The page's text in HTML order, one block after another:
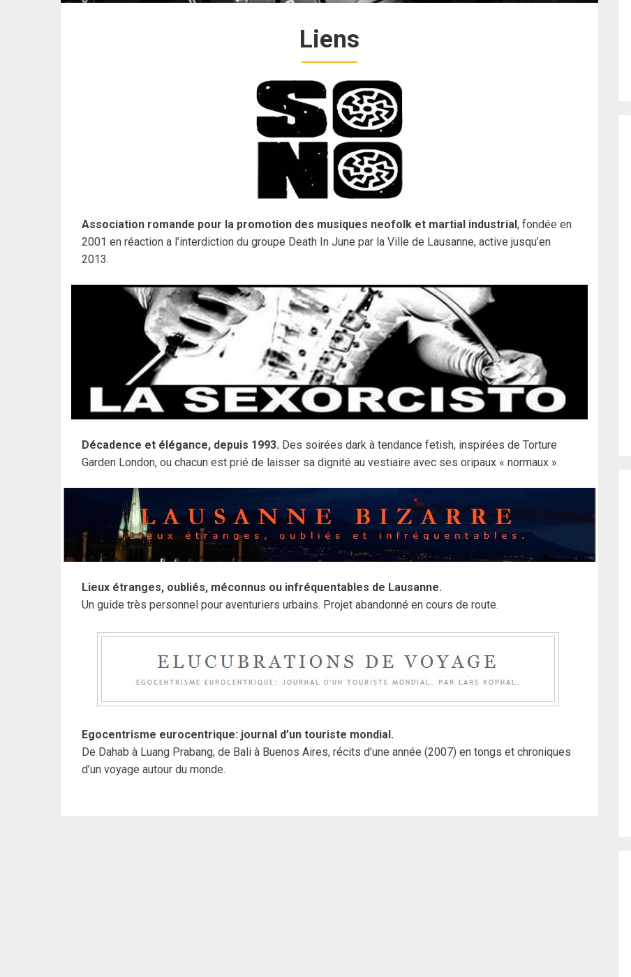
Liens
Association romande pour la promotion des musiques neofolk et martial industrial, fondée en
2001 en réaction a l’interdiction du groupe Death In June par la Ville de Lausanne, active jusqu’en
2013.
Décadence et élégance, depuis 1993. Des soirées dark à tendance fetish, inspirées de Torture
Garden London, ou chacun est prié de laisser sa dignité au vestiaire avec ses oripaux « normaux ».
Lieux étranges, oubliés, méconnus ou infréquentables de Lausanne.
Un guide très personnel pour aventuriers urbains. Projet abandonné en cours de route.
Egocentrisme eurocentrique: journal d’un touriste mondial.
De Dahab à Luang Prabang, de Bali à Buenos Aires, récits d’une année (2007) en tongs et chroniques
d’un voyage autour du monde.